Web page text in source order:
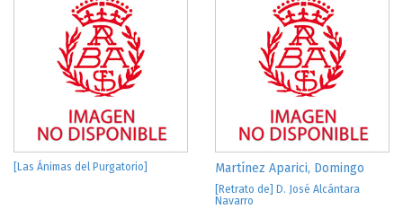
[Las Ánimas del Purgatorio] Martínez Aparici, Domingo
[Retrato de] D. José Alcántara
Navarro